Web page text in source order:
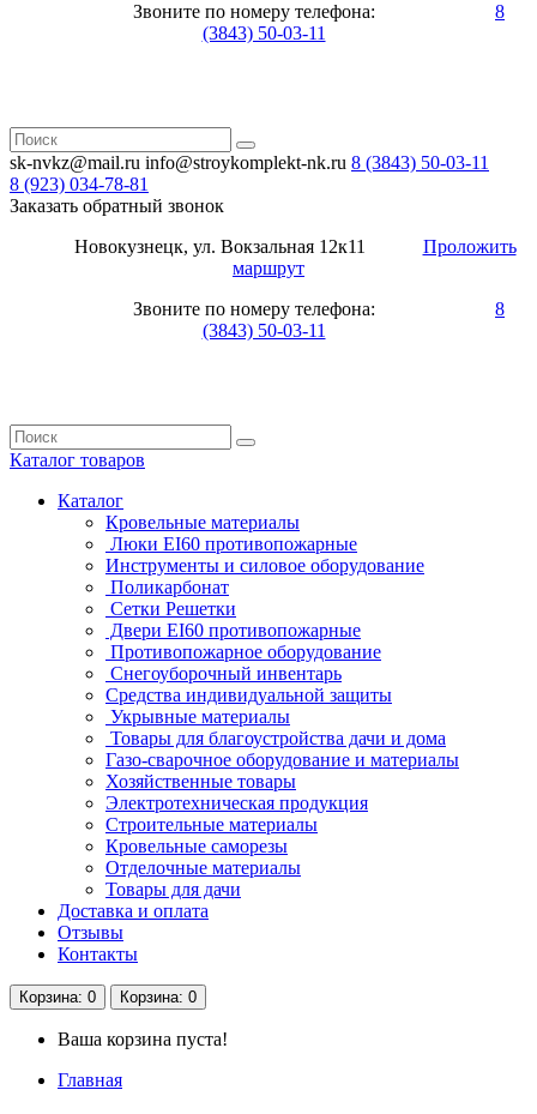
Звоните по номеру телефона: 8
(3843) 50-03-11
sk-nvkz@mail.ru info@stroykomplekt-nk.ru 8 (3843) 50-03-11
8 (923) 034-78-81
Заказать обратный звонок
Новокузнецк, ул. Вокзальная 12к11 Проложить
маршрут
Звоните по номеру телефона: 8
(3843) 50-03-11
Каталог товаров
Каталог
Кровельные материалы
Люки EI60 противопожарные
Инструменты и силовое оборудование
Поликарбонат
Сетки Решетки
Двери EI60 противопожарные
Противопожарное оборудование
Снегоуборочный инвентарь
Средства индивидуальной защиты
Укрывные материалы
Товары для благоустройства дачи и дома
Газо-сварочное оборудование и материалы
Хозяйственные товары
Электротехническая продукция
Строительные материалы
Кровельные саморезы
Отделочные материалы
Товары для дачи
Доставка и оплата
Отзывы
Контакты
Корзина: 0 Корзина: 0
Ваша корзина пуста!
Главная